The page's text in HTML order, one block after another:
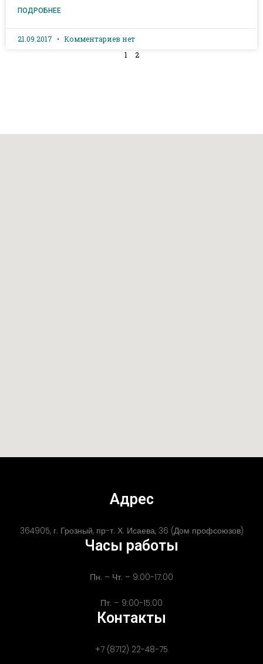
ПОДРОБНЕЕ
21.09.2017
Комментариев нет
1
2
Адрес
364905, г. Грозный, пр-т. Х. Исаева, 36 (Дом профсоюзов)
Часы работы
Пн. – Чт. – 9:00-17:00
Пт. – 9:00-15:00
Контакты
+7 (8712) 22-48-75